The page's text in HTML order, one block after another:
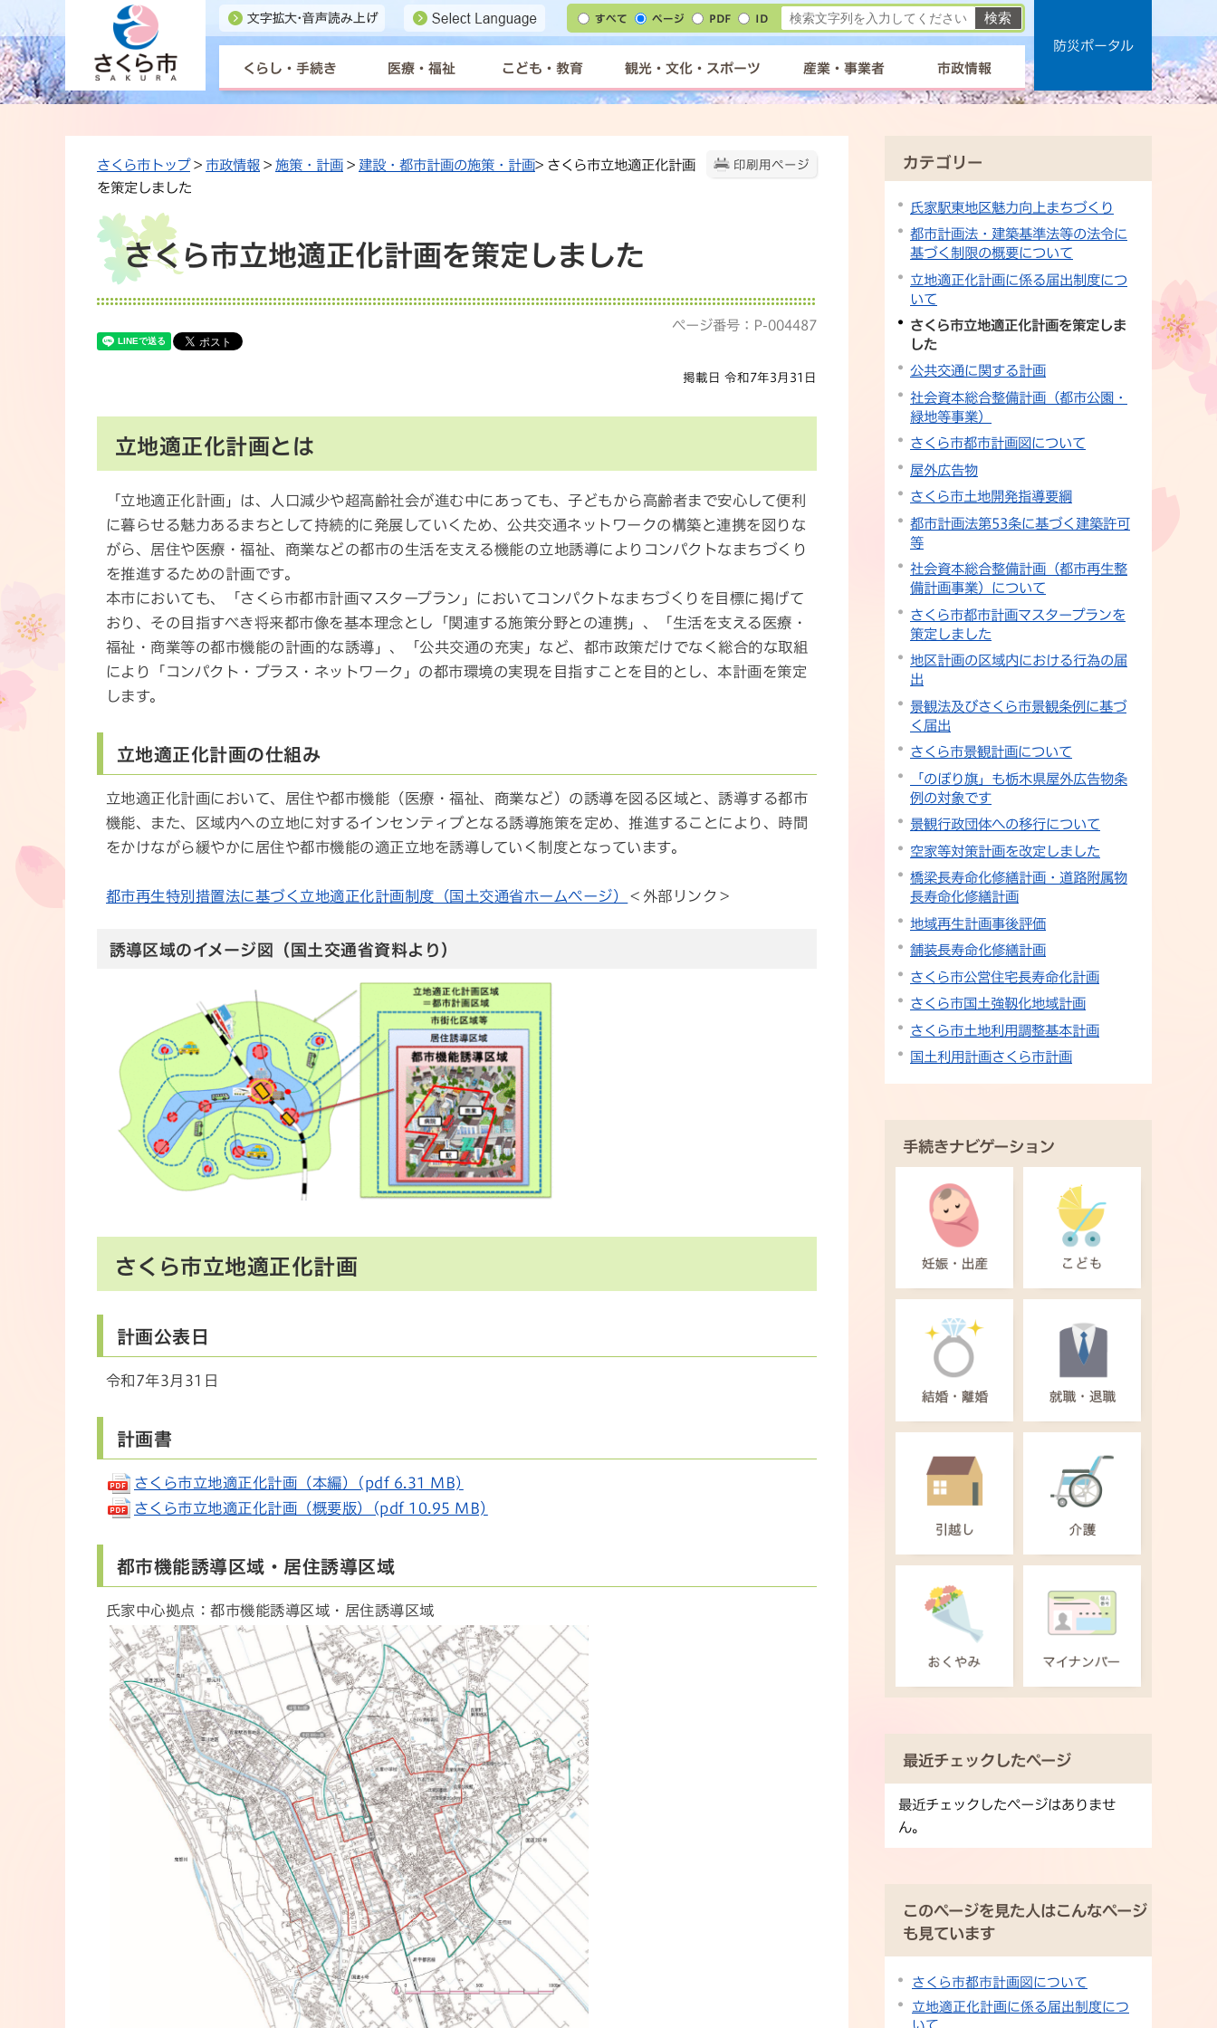
すべて ページ PDF ID
くらし・手続き 医療・福祉 こども・教育 観光・文化・スポーツ 産業・事業者 市政情報
防災ポータル
印刷用ページ
さくら市トップ> 市政情報 > 施策・計画 > 建設・都市計画の施策・計画> さくら市立地適正化計画
を策定しました
さくら市立地適正化計画を策定しました
ページ番号：P-004487
掲載日 令和7年3月31日
立地適正化計画とは
「立地適正化計画」は、人口減少や超高齢社会が進む中にあっても、子どもから高齢者まで安心して便利
に暮らせる魅力あるまちとして持続的に発展していくため、公共交通ネットワークの構築と連携を図りな
がら、居住や医療・福祉、商業などの都市の生活を支える機能の立地誘導によりコンパクトなまちづくり
を推進するための計画です。
本市においても、「さくら市都市計画マスタープラン」においてコンパクトなまちづくりを目標に掲げて
おり、その目指すべき将来都市像を基本理念とし「関連する施策分野との連携」、「生活を支える医療・
福祉・商業等の都市機能の計画的な誘導」、「公共交通の充実」など、都市政策だけでなく総合的な取組
により「コンパクト・プラス・ネットワーク」の都市環境の実現を目指すことを目的とし、本計画を策定
します。
立地適正化計画の仕組み
立地適正化計画において、居住や都市機能（医療・福祉、商業など）の誘導を図る区域と、誘導する都市
機能、また、区域内への立地に対するインセンティブとなる誘導施策を定め、推進することにより、時間
をかけながら緩やかに居住や都市機能の適正立地を誘導していく制度となっています。
都市再生特別措置法に基づく立地適正化計画制度（国土交通省ホームページ） ＜外部リンク＞
誘導区域のイメージ図（国土交通省資料より）
さくら市立地適正化計画
計画公表日
令和7年3月31日
計画書
さくら市立地適正化計画（本編）(pdf 6.31 MB)
さくら市立地適正化計画（概要版）(pdf 10.95 MB)
都市機能誘導区域・居住誘導区域
氏家中心拠点：都市機能誘導区域・居住誘導区域
カテゴリー
氏家駅東地区魅力向上まちづくり
都市計画法・建築基準法等の法令に
基づく制限の概要について
立地適正化計画に係る届出制度につ
いて
さくら市立地適正化計画を策定しま
した
公共交通に関する計画
社会資本総合整備計画（都市公園・
緑地等事業）
さくら市都市計画図について
屋外広告物
さくら市土地開発指導要綱
都市計画法第53条に基づく建築許可
等
社会資本総合整備計画（都市再生整
備計画事業）について
さくら市都市計画マスタープランを
策定しました
地区計画の区域内における行為の届
出
景観法及びさくら市景観条例に基づ
く届出
さくら市景観計画について
「のぼり旗」も栃木県屋外広告物条
例の対象です
景観行政団体への移行について
空家等対策計画を改定しました
橋梁長寿命化修繕計画・道路附属物
長寿命化修繕計画
地域再生計画事後評価
舗装長寿命化修繕計画
さくら市公営住宅長寿命化計画
さくら市国土強靱化地域計画
さくら市土地利用調整基本計画
国土利用計画さくら市計画
手続きナビゲーション
最近チェックしたページ
最近チェックしたページはありませ
ん。
このページを見た人はこんなページ
も見ています
さくら市都市計画図について
立地適正化計画に係る届出制度につ
いて